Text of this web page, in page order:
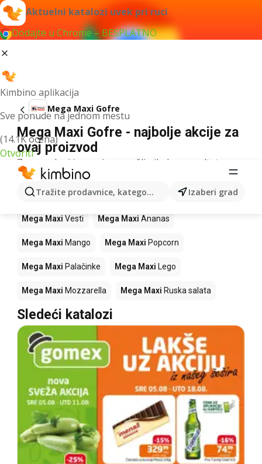
Aktuelni katalozi uvek pri ruci
Dodajte u Chrome – BESPLATNO
Kimbino aplikacija
Sve ponude na jednom mestu
(14.1K ocena)
Otvoriti
Tražite prodavnice, kategorije, proizvode...Izaberi grad
Mega Maxi Gofre
Mega Maxi Gofre - najbolje akcije za
ovaj proizvod
Za navedeni izraz nismo našli nikakav rezultat.
Drugi proizvodi u prodavnicama Mega
Maxi
Mega Maxi Vesti Mega Maxi Ananas
Mega Maxi Mango Mega Maxi Popcorn
Mega Maxi Palačinke Mega Maxi Lego
Mega Maxi Mozzarella Mega Maxi Ruska salata
Sledeći katalozi